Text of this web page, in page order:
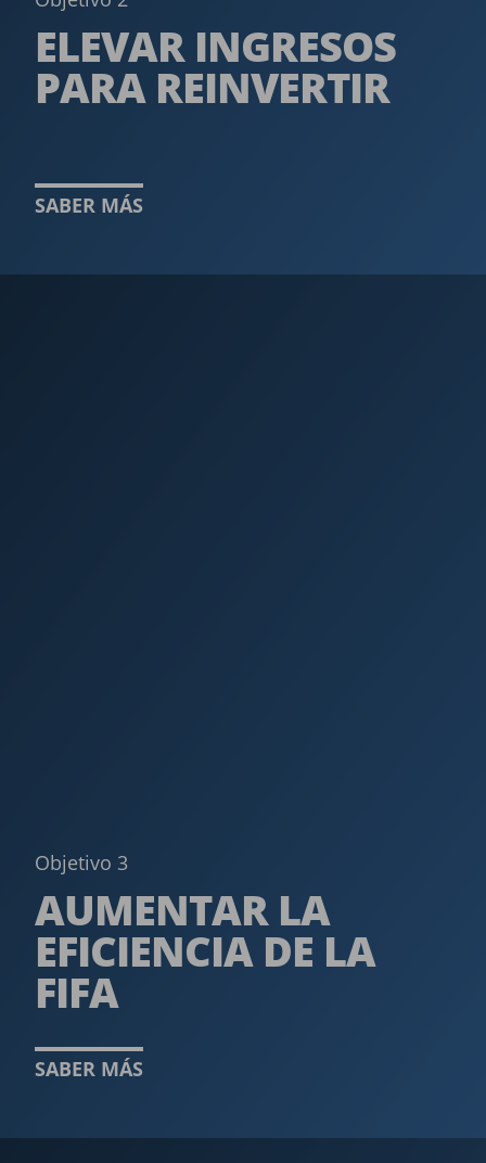
ELEVAR INGRESOS
PARA REINVERTIR
SABER MÁS
Objetivo 3
AUMENTAR LA
EFICIENCIA DE LA
FIFA ­
SABER MÁS